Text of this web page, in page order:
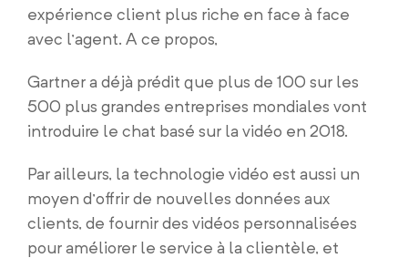
expérience client plus riche en face à face
avec l’agent. A ce propos,
Gartner a déjà prédit que plus de 100 sur les
500 plus grandes entreprises mondiales vont
introduire le chat basé sur la vidéo en 2018.
Par ailleurs, la technologie vidéo est aussi un
moyen d’offrir de nouvelles données aux
clients, de fournir des vidéos personnalisées
pour améliorer le service à la clientèle, et